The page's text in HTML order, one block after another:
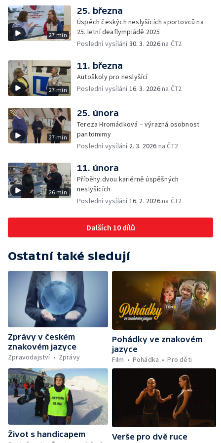
27 min
25. března
Úspěch českých neslyšících sportovců na
25. letní deaflympiádě 2025
Poslední vysílání30. 3. 2026na ČT2
27 min
11. března
Autoškoly pro neslyšící
Poslední vysílání16. 3. 2026na ČT2
27 min
25. února
Tereza Hromádková – výrazná osobnost
pantomimy
Poslední vysílání 2. 3. 2026 na ČT2
26 min
11. února
Příběhy dvou kariérně úspěšných
neslyšících
Poslední vysílání16. 2. 2026na ČT2
Dalších 10 dílů
Ostatní také sledují
Zprávy v českém
znakovém jazyce
Zpravodajství
Zprávy
Pohádky ve znakovém
jazyce
Film
Pohádka Pro děti
Život s handicapem
Verše pro dvě ruce